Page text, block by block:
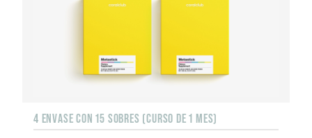
4 ENVASE CON 15 SOBRES (CURSO DE 1 MES)